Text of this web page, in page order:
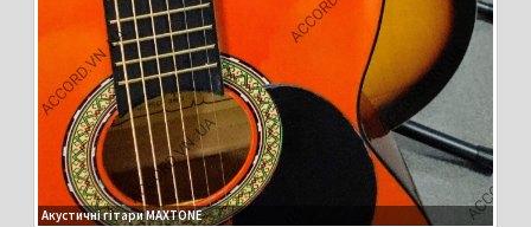
Акустичні гітари MAXTONE